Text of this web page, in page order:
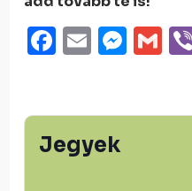
Facebook
Email
Jegyek